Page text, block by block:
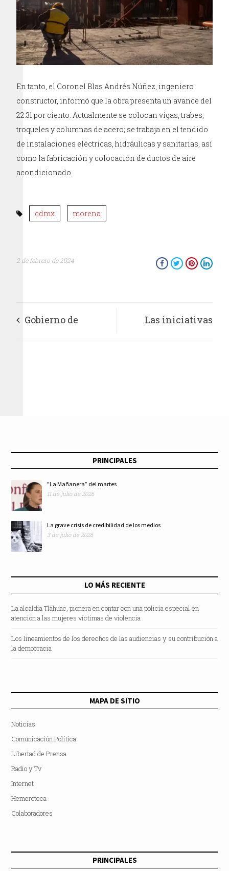
En tanto, el Coronel Blas Andrés Núñez, ingeniero
constructor, informó que la obra presenta un avance del
22.31 por ciento. Actualmente se colocan vigas, trabes,
troqueles y columnas de acero; se trabaja en el tendido
de instalaciones eléctricas, hidráulicas y sanitarias, así
como la fabricación y colocación de ductos de aire
acondicionado.
cdmx morena
2 de febrero de 2024
Gobierno de Las iniciativas
PRINCIPALES
"La Mañanera” del martes
11 de julio de 2026
La grave crisis de credibilidad de los medios
3 de julio de 2026
LO MÁS RECIENTE
La alcaldía Tláhuac, pionera en contar con una policía especial en
atención a las mujeres víctimas de violencia
Los lineamientos de los derechos de las audiencias y su contribución a
la democracia
MAPA DE SITIO
Noticias
Comunicación Política
Libertad de Prensa
Radio y Tv
Internet
Hemeroteca
Colaboradores
PRINCIPALES